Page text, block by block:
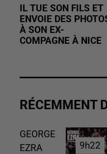
IL TUE SON FILS ET
ENVOIE DES
À SON EX-
COMPAGNE À NICE
RÉCEMMENT
GEORGE
EZRA
9h22
9h22